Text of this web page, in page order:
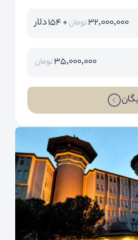
32,000,000تومان+ 154 دلار
35,000,000تومان